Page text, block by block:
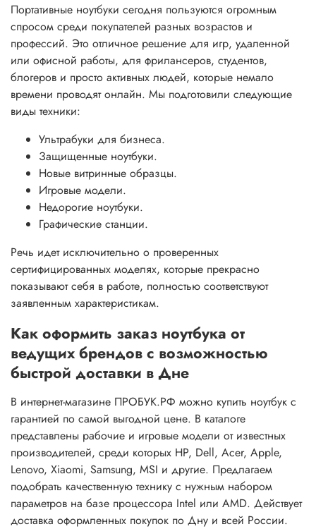
Портативные ноутбуки сегодня пользуются огромным
спросом среди покупателей разных возрастов и
профессий. Это отличное решение для игр, удаленной
или офисной работы, для фрилансеров, студентов,
блогеров и просто активных людей, которые немало
времени проводят онлайн. Мы подготовили следующие
виды техники:
Ультрабуки для бизнеса.
Защищенные ноутбуки.
Новые витринные образцы.
Игровые модели.
Недорогие ноутбуки.
Графические станции.
Речь идет исключительно о проверенных
сертифицированных моделях, которые прекрасно
показывают себя в работе, полностью соответствуют
заявленным характеристикам.
Как оформить заказ ноутбука от
ведущих брендов с возможностью
быстрой доставки в Дне
В интернет-магазине ПРОБУК.РФ можно купить ноутбук с
гарантией по самой выгодной цене. В каталоге
представлены рабочие и игровые модели от известных
производителей, среди которых HP, Dell, Acer, Apple,
Lenovo, Xiaomi, Samsung, MSI и другие. Предлагаем
подобрать качественную технику с нужным набором
параметров на базе процессора Intel или AMD. Действует
доставка оформленных покупок по Дну и всей России.